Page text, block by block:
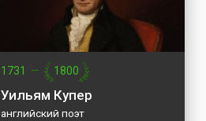
1731 — 1800
Уильям Купер
английский поэт